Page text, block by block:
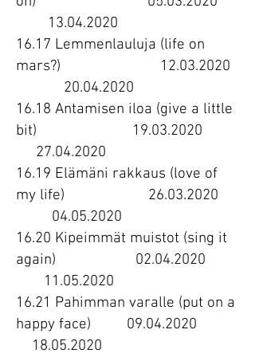
13.04.2020
16.17 Lemmenlauluja (life on
mars?) 12.03.2020
20.04.2020
16.18 Antamisen iloa (give a little
bit) 19.03.2020
27.04.2020
16.19 Elämäni rakkaus (love of
my life) 26.03.2020
04.05.2020
16.20 Kipeimmät muistot (sing it
again) 02.04.2020
11.05.2020
16.21 Pahimman varalle (put on a
happy face) 09.04.2020
18.05.2020